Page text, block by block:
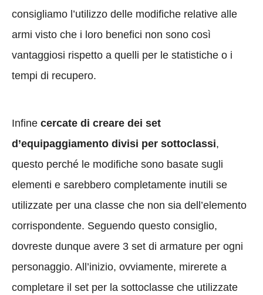
consigliamo l’utilizzo delle modifiche relative alle
armi visto che i loro benefici non sono così
vantaggiosi rispetto a quelli per le statistiche o i
tempi di recupero.
Infine cercate di creare dei set
d’equipaggiamento divisi per sottoclassi,
questo perché le modifiche sono basate sugli
elementi e sarebbero completamente inutili se
utilizzate per una classe che non sia dell’elemento
corrispondente. Seguendo questo consiglio,
dovreste dunque avere 3 set di armature per ogni
personaggio. All’inizio, ovviamente, mirerete a
completare il set per la sottoclasse che utilizzate